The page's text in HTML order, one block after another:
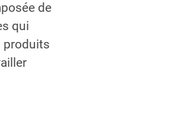
de
qui
produits